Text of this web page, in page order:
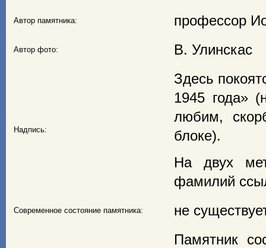
Автор памятника: профессор
Автор фото: В. Улинскас
Надпись:
Здесь
1945 года»
любим,
блоке).
На двух
фамилий
Современное состояние памятника: не
Памятник